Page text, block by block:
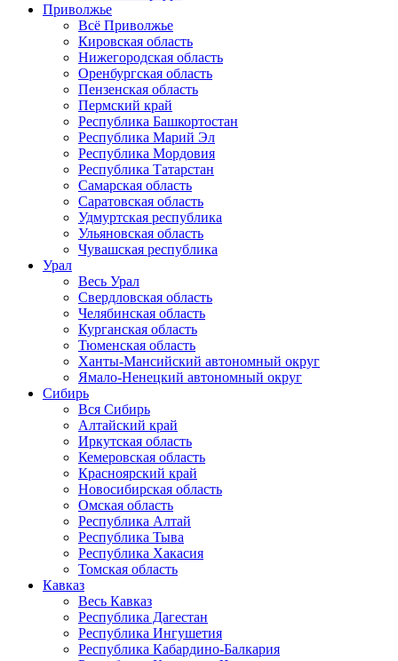
Приволжье
Всё Приволжье
Кировская область
Нижегородская область
Оренбургская область
Пензенская область
Пермский край
Республика Башкортостан
Республика Марий Эл
Республика Мордовия
Республика Татарстан
Самарская область
Саратовская область
Удмуртская республика
Ульяновская область
Чувашская республика
Урал
Весь Урал
Свердловская область
Челябинская область
Курганская область
Тюменская область
Ханты-Мансийский автономный округ
Ямало-Ненецкий автономный округ
Сибирь
Вся Сибирь
Алтайский край
Иркутская область
Кемеровская область
Красноярский край
Новосибирская область
Омская область
Республика Алтай
Республика Тыва
Республика Хакасия
Томская область
Кавказ
Весь Кавказ
Республика Дагестан
Республика Ингушетия
Республика Кабардино-Балкария